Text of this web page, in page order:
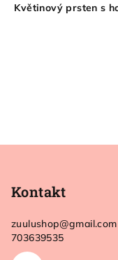
Květinový prsten s
Kontakt
zuulushop@gmail.com
703639535